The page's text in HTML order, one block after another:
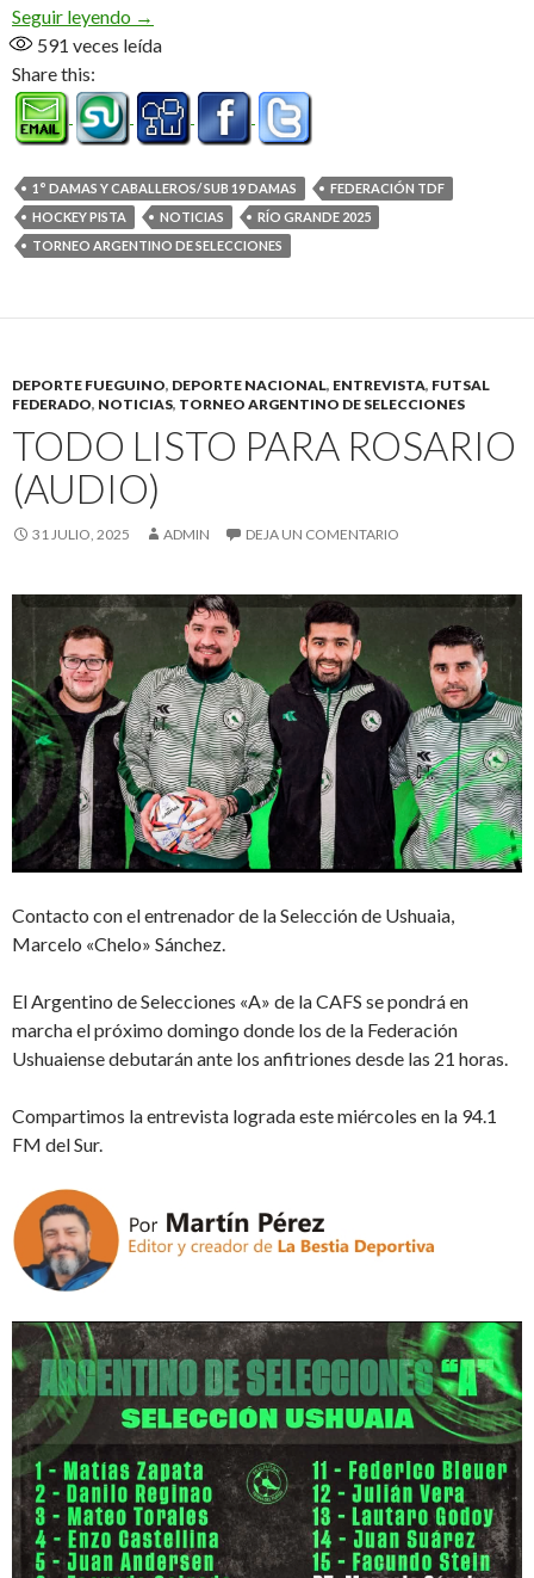
Seguir leyendo Río Grande sede del Argentino de Selecciones
→
591 veces leída
Share this:
1° DAMAS Y CABALLEROS/ SUB 19 DAMAS
FEDERACIÓN TDF
HOCKEY PISTA
NOTICIAS
RÍO GRANDE 2025
TORNEO ARGENTINO DE SELECCIONES
DEPORTE FUEGUINO, DEPORTE NACIONAL, ENTREVISTA, FUTSAL
FEDERADO, NOTICIAS, TORNEO ARGENTINO DE SELECCIONES
TODO LISTO PARA ROSARIO
(AUDIO)
31 JULIO, 2025 ADMIN DEJA UN COMENTARIO
Contacto con el entrenador de la Selección de Ushuaia,
Marcelo «Chelo» Sánchez.
El Argentino de Selecciones «A» de la CAFS se pondrá en
marcha el próximo domingo donde los de la Federación
Ushuaiense debutarán ante los anfitriones desde las 21 horas.
Compartimos la entrevista lograda este miércoles en la 94.1
FM del Sur.